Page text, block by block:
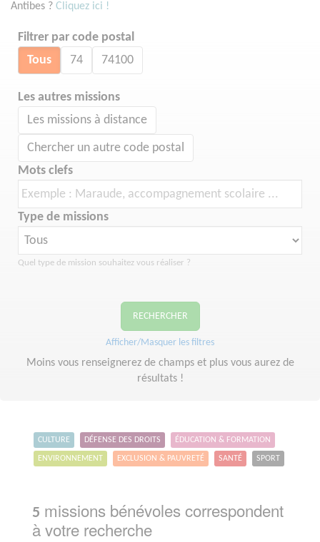
Antibes ? Cliquez ici !
Filtrer par code postal
Tous 74 74100
Les autres missions
Les missions à distance
Chercher un autre code postal
Mots clefs
Type de missions
Quel type de mission souhaitez vous réaliser ?
RECHERCHER
Afficher/Masquer les filtres
Moins vous renseignerez de champs et plus vous aurez de
résultats !
CULTURE DÉFENSE DES DROITS ÉDUCATION & FORMATION
ENVIRONNEMENT EXCLUSION & PAUVRETÉ SANTÉ SPORT
5 missions bénévoles correspondent
à votre recherche